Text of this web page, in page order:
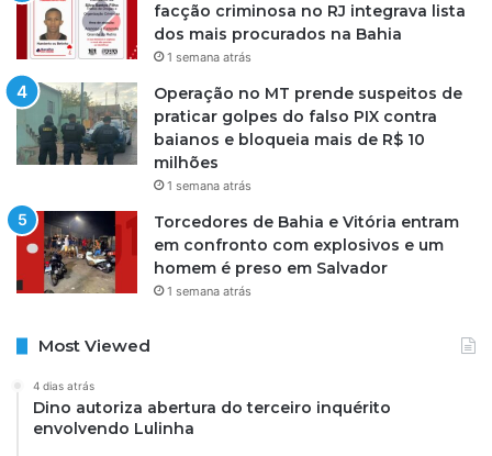
facção criminosa no RJ integrava lista
dos mais procurados na Bahia
1 semana atrás
Operação no MT prende suspeitos de
praticar golpes do falso PIX contra
baianos e bloqueia mais de R$ 10
milhões
1 semana atrás
Torcedores de Bahia e Vitória entram
em confronto com explosivos e um
homem é preso em Salvador
1 semana atrás
Most Viewed
4 dias atrás
Dino autoriza abertura do terceiro inquérito
envolvendo Lulinha